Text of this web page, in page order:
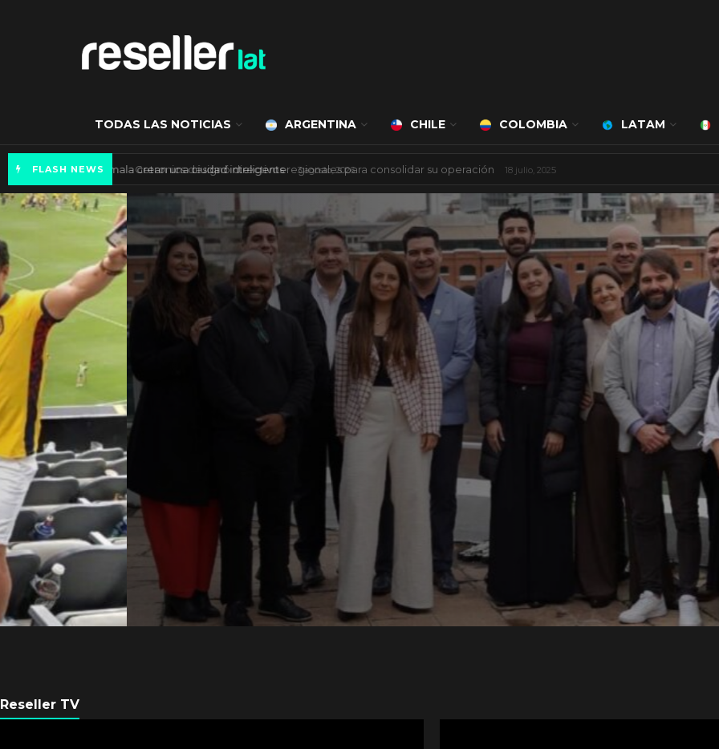
TODAS LAS NOTICIAS ARGENTINA CHILE COLOMBIA LATAM
FLASH NEWS Axis Communications y Guatemala crean una ciudad inteligente 3 agosto, 2026
ARGENTINA
Axis Communications
Argentina se fortalece
con nueva sede
REDACCIÓN LATAM
Reseller TV